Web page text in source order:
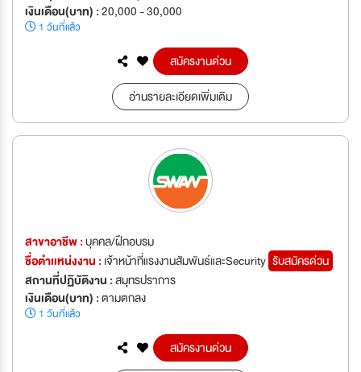
เงินเดือน(บาท) :20,000 - 30,000
1 วันที่แล้ว
สมัครงานด่วน
อ่านรายละเอียดเพิ่มเติม
สาขาอาชีพ :บุคคล/ฝึกอบรม
ชื่อตำเเหน่งงาน : เจ้าหน้าที่แรงงานสัมพันธ์และSecurity รับสมัครด่วน
สถานที่ปฏิบัติงาน :สมุทรปราการ
เงินเดือน(บาท) :ตามตกลง
1 วันที่แล้ว
สมัครงานด่วน